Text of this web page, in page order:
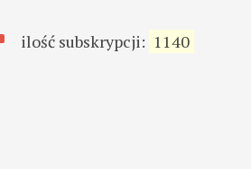
ilość subskrypcji: 1140